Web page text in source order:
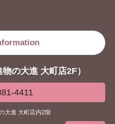
の大進 大町店2F）
4411
大進 大町店内2階